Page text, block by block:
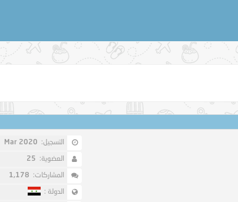
التسجيل: Mar 2020
العضوية: 25
المشاركات: 1,178
الدولة :